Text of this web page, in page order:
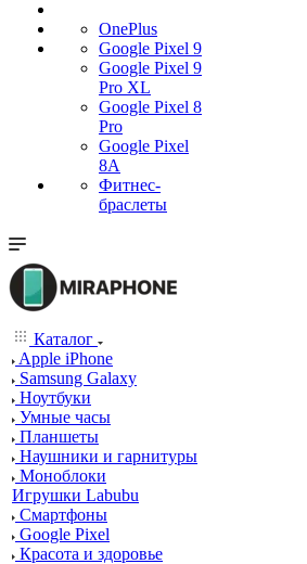
OnePlus
Google Pixel 9
Google Pixel 9
Pro XL
Google Pixel 8
Pro
Google Pixel
8A
Фитнес-
браслеты
Каталог
Apple iPhone
Samsung Galaxy
Ноутбуки
Умные часы
Планшеты
Наушники и гарнитуры
Моноблоки
Игрушки Labubu
Смартфоны
Google Pixel
Красота и здоровье